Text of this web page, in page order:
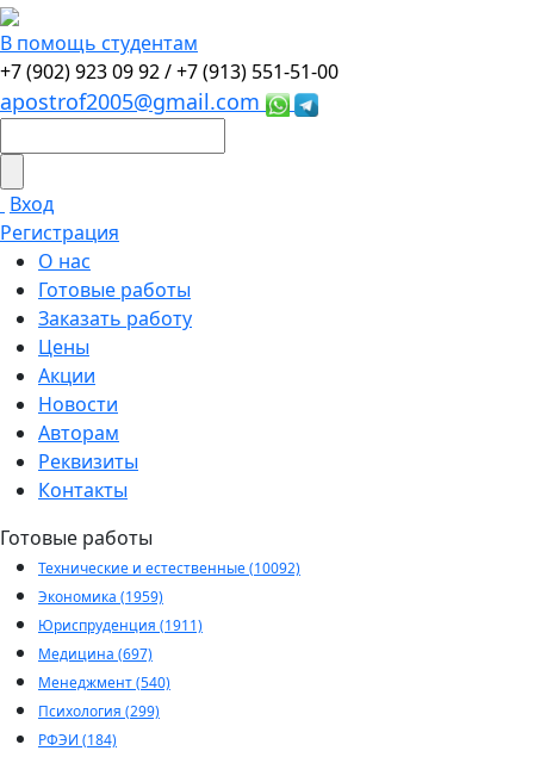
В помощь студентам
+7 (902) 923 09 92 /+7 (913) 551-51-00
apostrof2005@gmail.com
Вход
Регистрация
О нас
Готовые работы
Заказать работу
Цены
Акции
Новости
Авторам
Реквизиты
Контакты
Готовые работы
Технические и естественные (10092)
Экономика (1959)
Юриспруденция (1911)
Медицина (697)
Менеджмент (540)
Психология (299)
РФЭИ (184)